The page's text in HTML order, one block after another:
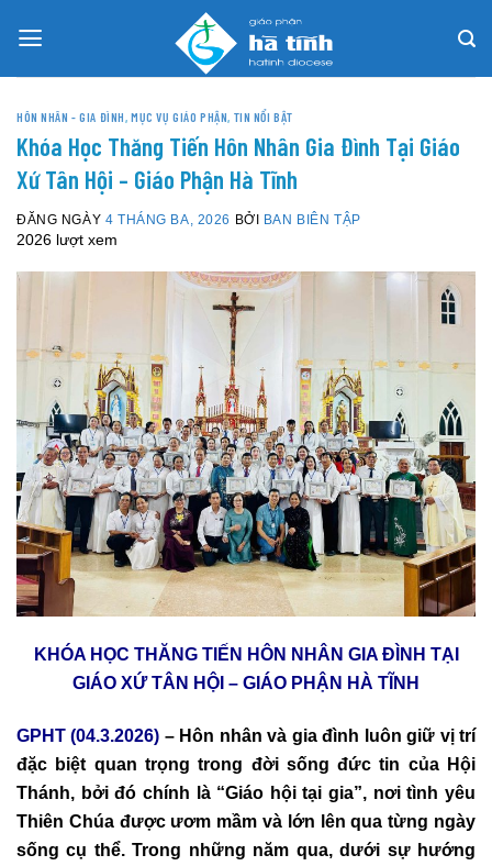
HÔN NHÂN - GIA ĐÌNH,MỤC VỤ GIÁO PHẬN, TIN NỔI BẬT
Khóa Học Thăng Tiến Hôn Nhân Gia Đình Tại Giáo
Xứ Tân Hội – Giáo Phận Hà Tĩnh
ĐĂNG NGÀY 4 THÁNG BA, 2026 BỞI BAN BIÊN TẬP
2026 lượt xem
KHÓA HỌC THĂNG TIẾN HÔN NHÂN GIA ĐÌNH TẠI
GIÁO XỨ TÂN HỘI – GIÁO PHẬN HÀ TĨNH
GPHT (04.3.2026) – Hôn nhân và gia đình luôn giữ vị trí
đặc biệt quan trọng trong đời sống đức tin của Hội
Thánh, bởi đó chính là “Giáo hội tại gia”, nơi tình yêu
Thiên Chúa được ươm mầm và lớn lên qua từng ngày
sống cụ thể. Trong những năm qua, dưới sự hướng